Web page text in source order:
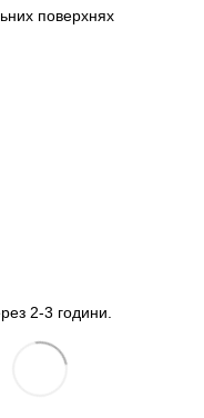
поверхнях
2-3 години.